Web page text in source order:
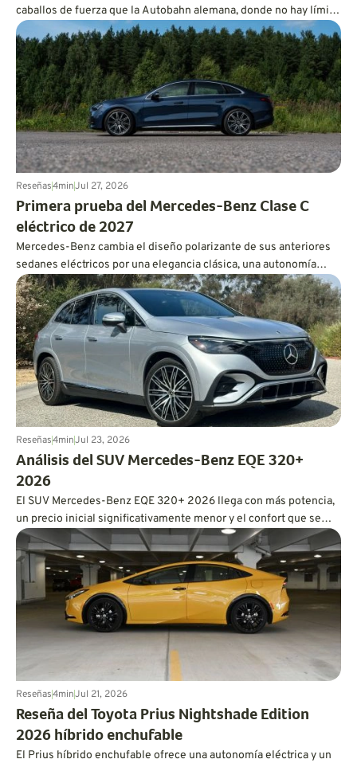
caballos de fuerza que la Autobahn alemana, donde no hay límite
de velocidad que te detenga?
Reseñas4minJul 27, 2026
Primera prueba del Mercedes-Benz Clase C
eléctrico de 2027
Mercedes-Benz cambia el diseño polarizante de sus anteriores
sedanes eléctricos por una elegancia clásica, una autonomía
considerable y una conducción extremadamente suave.
Reseñas4minJul 23, 2026
Análisis del SUV Mercedes-Benz EQE 320+
2026
El SUV Mercedes-Benz EQE 320+ 2026 llega con más potencia,
un precio inicial significativamente menor y el confort que se
espera de un vehículo eléctrico de lujo. En pruebas reales,
también ofreció una impresionante autonomía de 326 millas,
superando fácilmente su estimación de la EPA.
Reseñas4minJul 21, 2026
Reseña del Toyota Prius Nightshade Edition
2026 híbrido enchufable
El Prius híbrido enchufable ofrece una autonomía eléctrica y un